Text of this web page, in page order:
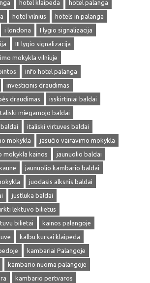
hotel klaipeda
hotel palanga
hotel vilnius
hotels in palanga
i londona
I lygio signalizacija
III lygio signalizacija
mokykla vilniuje
info hotel palanga
investicinis draudimas
draudimas
isskirtiniai baldai
miegamojo baldai
italiski virtuves baldai
mokykla
jasučio vairavimo mokykla
mokykla kainos
jaunuolio baldai
jaunuolio kambario baldai
juodasis alksnis baldai
justluka baldai
lektuvo bilietus
bilietai
kainos palangoje
kalbu kursai klaipeda
kambariai Palangoje
kambario nuoma palangoje
kambario pertvaros